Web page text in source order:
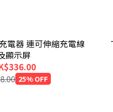
電器 連可伸縮充電線
顯示屏
25% OFF